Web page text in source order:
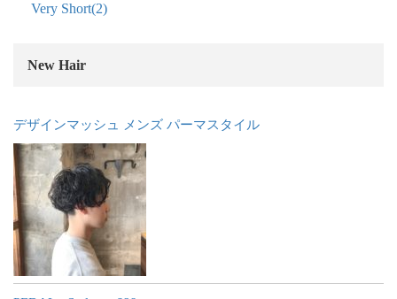
Very Short(2)
New Hair
デザインマッシュ メンズ パーマスタイル